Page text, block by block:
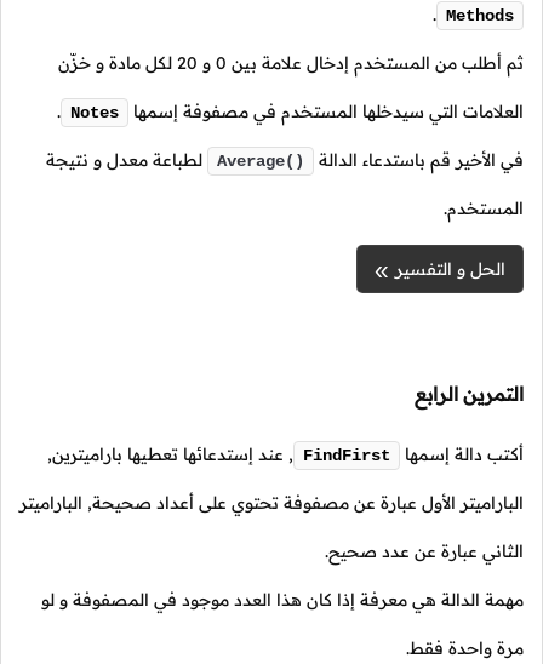
Methods
.
ثم أطلب من المستخدم إدخال علامة بين 0 و 20 لكل مادة و خزّن
العلامات التي سيدخلها المستخدم في مصفوفة إسمها Notes
.
في الأخير قم باستدعاء الدالة Average() لطباعة معدل و نتيجة
المستخدم.
الحل و التفسير
التمرين الرابع
أكتب دالة إسمها FindFirst
, عند إستدعائها تعطيها باراميترين,
الباراميتر الأول عبارة عن مصفوفة تحتوي على أعداد صحيحة, الباراميتر
الثاني عبارة عن عدد صحيح.
مهمة الدالة هي معرفة إذا كان هذا العدد موجود في المصفوفة و لو
مرة واحدة فقط.